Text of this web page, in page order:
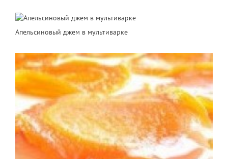
Апельсиновый джем в мультиварке